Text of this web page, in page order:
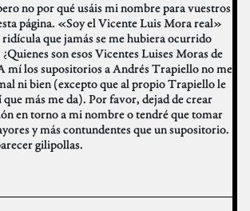
no por qué usáis mi nombre para vuestros
página. «Soy el Vicente Luis Mora real»
ridícula que jamás se me hubiera ocurrido
son esos Vicentes Luises Moras de
mí los supositorios a Andrés Trapiello no me
ni bien (excepto que al propio Trapiello le
que más me da). Por favor, dejad de crear
en torno a mi nombre o tendré que tomar
y más contundentes que un supositorio.
gilipollas.